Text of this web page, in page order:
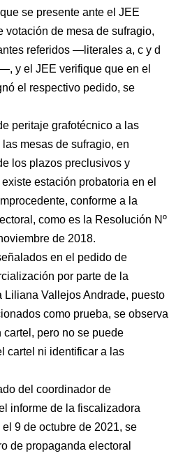
se presente ante el JEE
votación de mesa de sufragio,
referidos —literales a, c y d
y el JEE verifique que en el
el respectivo pedido, se
peritaje grafotécnico a las
mesas de sufragio, en
los plazos preclusivos y
estación probatoria en el
conforme a la
como es la Resolución Nº
de 2018.
en el pedido de
por parte de la
Vallejos Andrade, puesto
como prueba, se observa
pero no se puede
cartel ni identificar a las
del coordinador de
informe de la fiscalizadora
9 de octubre de 2021, se
de propaganda electoral